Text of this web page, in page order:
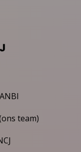
team)